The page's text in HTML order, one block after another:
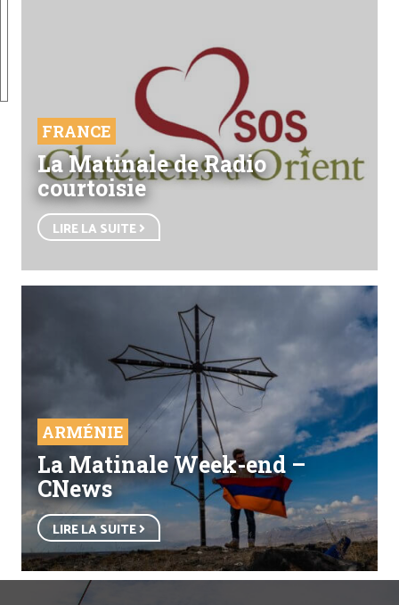
FRANCE
La Matinale de Radio
courtoisie
LIRE LA SUITE
ARMÉNIE
La Matinale Week-end –
CNews
LIRE LA SUITE